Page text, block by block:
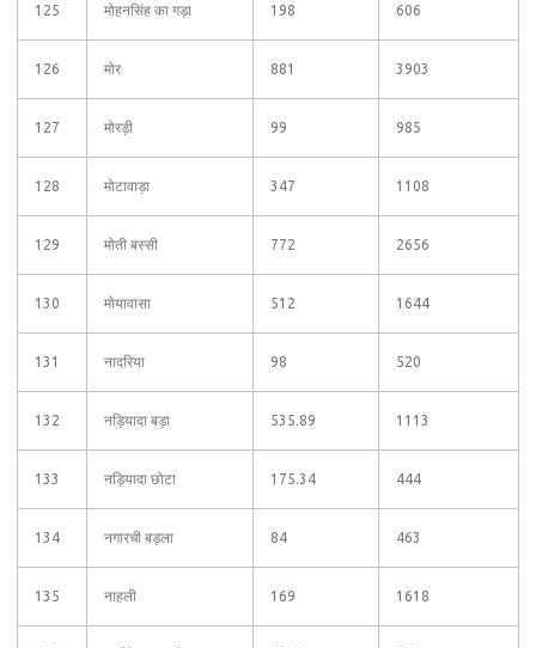
125 मोहनसिंह का गड़ा 198 606
126 मोर 881 3903
127 मोरड़ी 99 985
128 मोटावाड़ा 347 1108
129 मोती बस्सी 772 2656
130 मोयावासा 512 1644
131 नादरिया 98 520
132 नड़ियादा बड़ा 535.89 1113
133 नड़ियादा छोटा 175.34 444
134 नगारची बड़ला 84 463
135 नाहली 169 1618